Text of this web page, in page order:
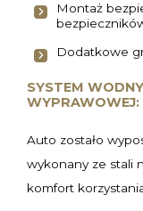
Montaż
Dodatkowe
SYSTEM
WYPRAWOWEJ:
Auto zostało
wykonany ze stali
komfort